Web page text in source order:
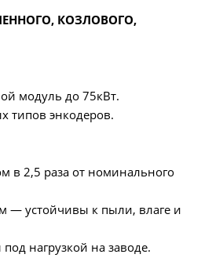
КОЗЛОВОГО,
модуль до 75кВт.
типов энкодеров.
в 2,5 раза от номинального
— устойчивы к пыли, влаге и
нагрузкой на заводе.